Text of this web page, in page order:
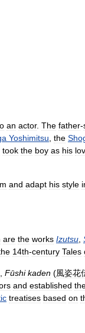
an actor. The father-
Yoshimitsu the
took the boy as his
and adapt his style
are the works Izutsu
14th-century Tales
Fūshi kaden (風姿花
and established
treatises based on